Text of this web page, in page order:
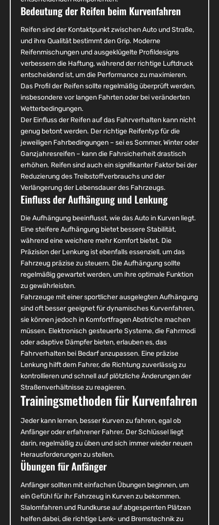
Bedeutung der Reifen beim Kurvenfahren
Reifen sind der Kontaktpunkt zwischen Auto und Straße,
und ihre Qualität bestimmt den Grip. Moderne
Reifenmischungen und ausgeklügelte Profildesigns
verbessern die Haftung, während der richtige Luftdruck
entscheidend ist, um die Performance zu maximieren.
Das Profil der Reifen sollte regelmäßig überprüft werden,
insbesondere vor langen Fahrten oder bei veränderten
Wetterbedingungen.
Der Einfluss der Reifen auf das Fahrverhalten kann nicht
genug betont werden. Der richtige Reifentyp für die
jeweiligen Fahrbedingungen – sei es Sommer, Winter oder
Ganzjahresreifen – kann die Fahrsicherheit drastisch
erhöhen. Reifen sind auch ein signifikanter Faktor bei der
Reduzierung des Treibstoffverbrauchs und der
Verlängerung der Lebensdauer des Fahrzeugs.
Einfluss der Aufhängung und Lenkung
Die Aufhängung beeinflusst, wie das Auto in Kurven liegt.
Eine steifere Aufhängung bietet bessere Stabilität,
während eine weichere mehr Komfort bietet. Die
Präzision der Lenkung ist ebenfalls essenziell, um das
Fahrzeug präzise zu steuern. Die Aufhängung sollte
regelmäßig gewartet werden, um ihre optimale Funktion
zu gewährleisten.
Fahrzeuge mit einer sportlicher ausgelegten Aufhängung
sind oft besser geeignet für dynamisches Kurvenfahren,
sie können jedoch in Komfortfragen Abstriche machen
müssen. Elektronisch gesteuerte Systeme, die Fahrmodi
oder adaptive Dämpfer bieten, erlauben es, das
Fahrverhalten bei Bedarf anzupassen. Eine präzise
Lenkung hilft dem Fahrer, die Richtung zuverlässig zu
kontrollieren und schnell auf plötzliche Änderungen der
Straßenverhältnisse zu reagieren.
Trainingsmethoden für Kurvenfahren
Jeder kann lernen, besser Kurven zu fahren, egal ob
Anfänger oder erfahrener Fahrer. Der Schlüssel liegt
darin, regelmäßig zu üben und sich immer wieder neuen
Herausforderungen zu stellen.
Übungen für Anfänger
Anfänger sollten mit einfachen Übungen beginnen, um
ein Gefühl für ihr Fahrzeug in Kurven zu bekommen.
Slalomfahren und Rundkurse auf abgesperrten Plätzen
helfen dabei, die richtige Lenk- und Bremstechnik zu